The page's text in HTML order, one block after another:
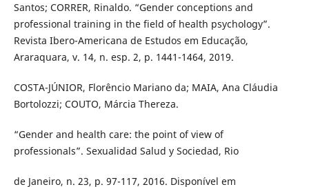
Santos; CORRER, Rinaldo. “Gender conceptions and
professional training in the field of health psychology”.
Revista Ibero-Americana de Estudos em Educação,
Araraquara, v. 14, n. esp. 2, p. 1441-1464, 2019.
COSTA-JÚNIOR, Florêncio Mariano da; MAIA, Ana Cláudia
Bortolozzi; COUTO, Márcia Thereza.
“Gender and health care: the point of view of
professionals”. Sexualidad Salud y Sociedad, Rio
de Janeiro, n. 23, p. 97-117, 2016. Disponível em